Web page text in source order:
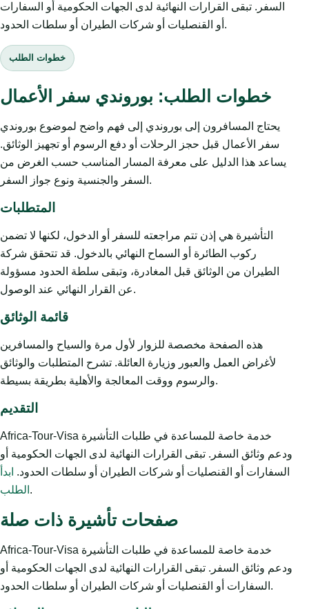
السفر. تبقى القرارات النهائية لدى الجهات الحكومية أو السفارات
أو القنصليات أو شركات الطيران أو سلطات الحدود.
خطوات الطلب
خطوات الطلب: بوروندي سفر الأعمال
يحتاج المسافرون إلى بوروندي إلى فهم واضح لموضوع بوروندي
سفر الأعمال قبل حجز الرحلات أو دفع الرسوم أو تجهيز الوثائق.
يساعد هذا الدليل على معرفة المسار المناسب حسب الغرض من
السفر والجنسية ونوع جواز السفر.
المتطلبات
التأشيرة هي إذن تتم مراجعته للسفر أو الدخول، لكنها لا تضمن
ركوب الطائرة أو السماح النهائي بالدخول. قد تتحقق شركة
الطيران من الوثائق قبل المغادرة، وتبقى سلطة الحدود مسؤولة
عن القرار النهائي عند الوصول.
قائمة الوثائق
هذه الصفحة مخصصة للزوار لأول مرة والسياح والمسافرين
لأغراض العمل والعبور وزيارة العائلة. تشرح المتطلبات والوثائق
والرسوم ووقت المعالجة والأهلية بطريقة بسيطة.
التقديم
Africa-Tour-Visa خدمة خاصة للمساعدة في طلبات التأشيرة
ودعم وثائق السفر. تبقى القرارات النهائية لدى الجهات الحكومية أو
السفارات أو القنصليات أو شركات الطيران أو سلطات الحدود. ابدأ
الطلب .
صفحات تأشيرة ذات صلة
Africa-Tour-Visa خدمة خاصة للمساعدة في طلبات التأشيرة
ودعم وثائق السفر. تبقى القرارات النهائية لدى الجهات الحكومية أو
السفارات أو القنصليات أو شركات الطيران أو سلطات الحدود.